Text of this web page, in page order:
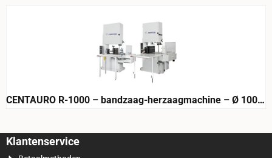
CENTAURO R-1000 – bandzaag-herzaagmachine – Ø 1000
Klantenservice